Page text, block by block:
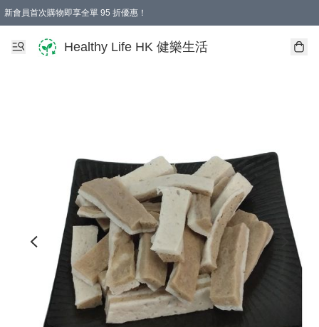
新會員首次購物即享全單 95 折優惠！
Healthy Life HK 健樂生活